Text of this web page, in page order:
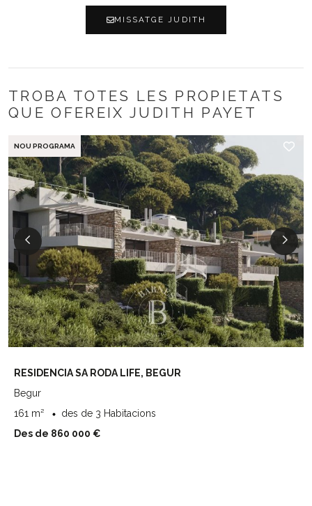
MISSATGE JUDITH
TROBA TOTES LES PROPIETATS
QUE OFEREIX JUDITH PAYET
NOU PROGRAMA
RESIDENCIA SA RODA LIFE, BEGUR
Begur
161 m²
des de 3 Habitacions
Des de 860 000 €